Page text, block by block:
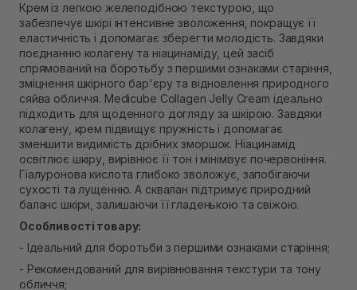
Самовивіз м. Рівне, вул. 16-го Липня, 15
В наявності
Самовивіз м. Рівне, вул. Кулика і Гудачека 23 (ТЦ
Екватор)
В наявності
Крем із легкою желеподібною текстурою, що
забезпечує шкірі інтенсивне зволоження, покращує її
еластичність і допомагає зберегти молодість. Завдяки
поєднанню колагену та ніацинаміду, цей засіб
спрямований на боротьбу з першими ознаками старіння,
зміцнення шкірного бар'єру та відновлення природного
сяйва обличчя. Medicube Collagen Jelly Cream ідеально
підходить для щоденного догляду за шкірою. Завдяки
колагену, крем підвищує пружність і допомагає
зменшити видимість дрібних зморшок. Ніацинамід
освітлює шкіру, вирівнює її тон і мінімізує почервоніння.
Гіалуронова кислота глибоко зволожує, запобігаючи
сухості та лущенню. А сквалан підтримує природний
баланс шкіри, залишаючи її гладенькою та свіжою.
Особливості товару:
- Ідеальний для боротьби з першими ознаками старіння;
- Рекомендований для вирівнювання текстури та тону
обличчя;